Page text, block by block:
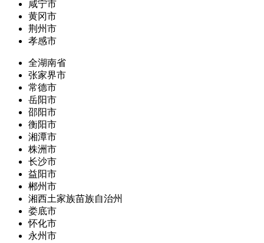
咸宁市
黄冈市
荆州市
孝感市
全湖南省
张家界市
常德市
岳阳市
邵阳市
衡阳市
湘潭市
株洲市
长沙市
益阳市
郴州市
湘西土家族苗族自治州
娄底市
怀化市
永州市